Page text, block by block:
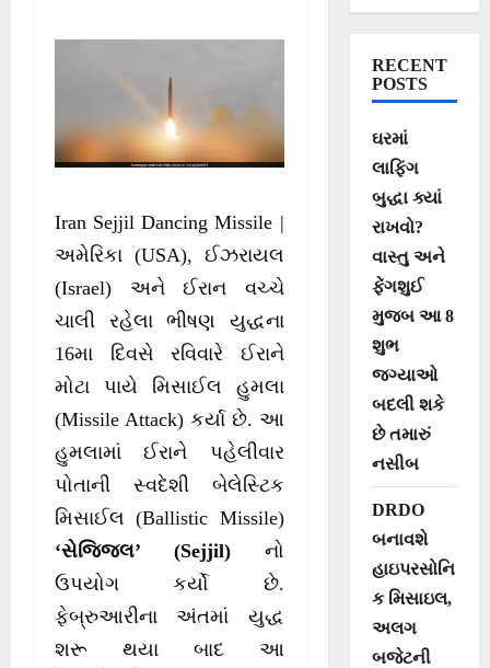
સેજ્જિલ?
Iran Sejjil Dancing Missile |
અમેરિકા (USA), ઈઝરાયલ
(Israel) અને ઈરાન વચ્ચે
ચાલી રહેલા ભીષણ યુદ્ધના
16મા દિવસે રવિવારે ઈરાને
મોટા પાયે મિસાઈલ હુમલા
(Missile Attack) કર્યા છે. આ
હુમલામાં ઈરાને પહેલીવાર
પોતાની સ્વદેશી બેલેસ્ટિક
મિસાઈલ (Ballistic Missile)
‘સેજ્જિલ’ (Sejjil) નો
ઉપયોગ કર્યો છે.
ફેબ્રુઆરીના અંતમાં યુદ્ધ
શરૂ થયા બાદ આ
RECENT
POSTS
ઘરમાં
લાફિંગ
બુદ્ધા ક્યાં
રાખવો?
વાસ્તુ અને
ફેંગશુઈ
મુજબ આ 8
શુભ
જગ્યાઓ
બદલી શકે
છે તમારું
નસીબ
DRDO
બનાવશે
હાઇપરસોનિ
ક મિસાઇલ,
અલગ
બજેટની